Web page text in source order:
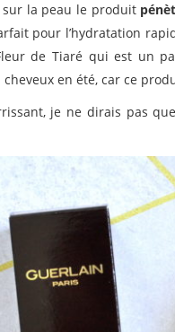
sur la peau le produit
pour l’hydratation
de Tiaré qui est un
en été, car ce
je ne dirais pas